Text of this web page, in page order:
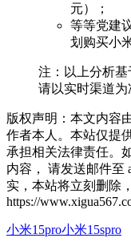
元）；
等等党建
划购买小
注：以上分析基
请以实时渠道为
版权声明：本文内容
作者本人。本站仅提
承担相关法律责任。
内容， 请发送邮件至
实，本站将立刻删除
https://
小米15pro小米15spro